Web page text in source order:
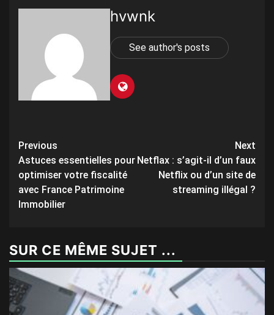
hvwnk
See author's posts
Post
navigation
Previous
Astuces essentielles pour
optimiser votre fiscalité
avec France Patrimoine
Immobilier
Next
Netflax : s’agit-il d’un faux
Netflix ou d’un site de
streaming illégal ?
SUR CE MÊME SUJET ...